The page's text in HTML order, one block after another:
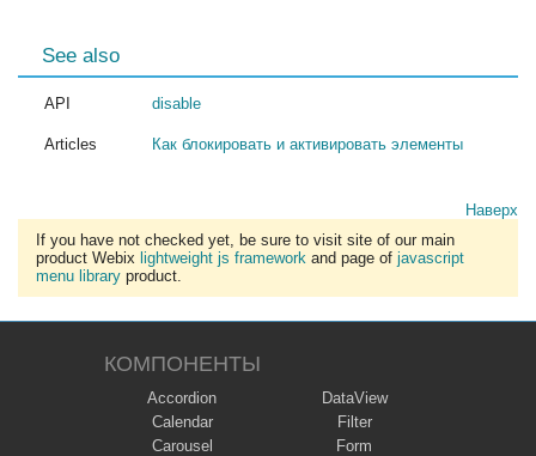
See also
API disable
Articles Как блокировать и активировать элементы
Наверх
If you have not checked yet, be sure to visit site of our main
product Webix lightweight js framework and page of javascript
menu library product.
КОМПОНЕНТЫ
Accordion
Calendar
Carousel
DataView
Filter
Form